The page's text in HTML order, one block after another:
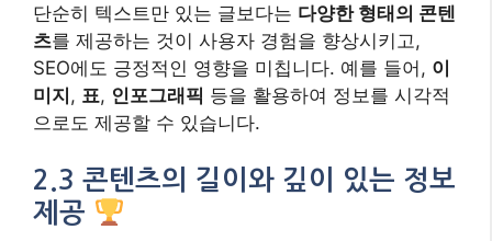
단순히 텍스트만 있는 글보다는 다양한 형태의 콘텐
츠를 제공하는 것이 사용자 경험을 향상시키고,
SEO에도 긍정적인 영향을 미칩니다. 예를 들어, 이
미지, 표, 인포그래픽 등을 활용하여 정보를 시각적
으로도 제공할 수 있습니다.
2.3 콘텐츠의 길이와 깊이 있는 정보
제공